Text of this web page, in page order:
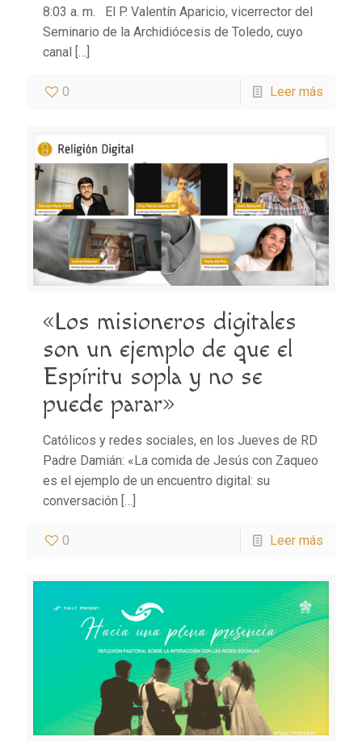
8:03 a. m. El P. Valentín Aparicio, vicerrector del
Seminario de la Archidiócesis de Toledo, cuyo
canal […]
0 Leer más
«Los misioneros digitales
son un ejemplo de que el
Espíritu sopla y no se
puede parar»
Católicos y redes sociales, en los Jueves de RD
Padre Damián: «La comida de Jesús con Zaqueo
es el ejemplo de un encuentro digital: su
conversación […]
0 Leer más